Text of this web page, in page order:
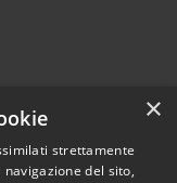
×
strettamente
del sito,